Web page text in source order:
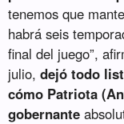
tenemos que
habrá seis
final del juego”,
julio, dejó todo
cómo Patriota
gobernante